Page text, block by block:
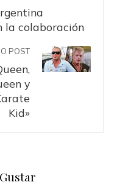
la colaboración
POST
y
Kid»